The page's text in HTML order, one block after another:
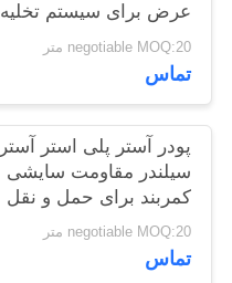
عرض برای سیستم تخلیه
کامیون سیلو
negotiable MOQ:20 متر
تماس
پودر آستر پلی استر آستر
سیلندر مقاومت سایشی
کمربند برای حمل و نقل
پودر
negotiable MOQ:20 متر
تماس